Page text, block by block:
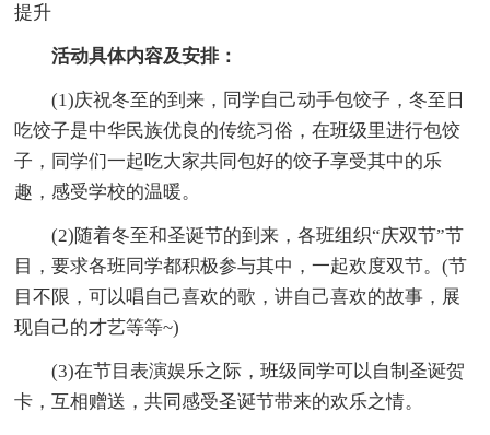
提升
活动具体内容及安排：
(1)庆祝冬至的到来，同学自己动手包饺子，冬至日
吃饺子是中华民族优良的传统习俗，在班级里进行包饺
子，同学们一起吃大家共同包好的饺子享受其中的乐
趣，感受学校的温暖。
(2)随着冬至和圣诞节的到来，各班组织“庆双节”节
目，要求各班同学都积极参与其中，一起欢度双节。(节
目不限，可以唱自己喜欢的歌，讲自己喜欢的故事，展
现自己的才艺等等~)
(3)在节目表演娱乐之际，班级同学可以自制圣诞贺
卡，互相赠送，共同感受圣诞节带来的欢乐之情。